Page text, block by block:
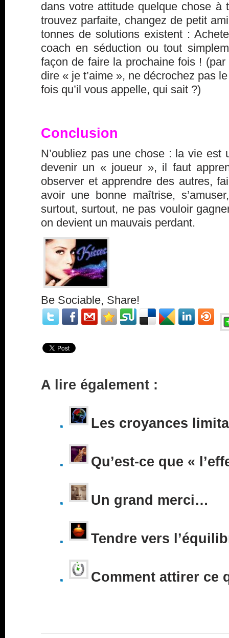
dans votre attitude quelque chose
trouvez parfaite, changez de petit
tonnes de solutions existent :
coach en séduction ou tout
façon de faire la prochaine fois !
dire « je t’aime », ne décrochez pas
fois qu’il vous appelle, qui sait ?)
Conclusion
N’oubliez pas une chose : la vie est
devenir un « joueur », il faut
observer et apprendre des autres,
avoir une bonne maîtrise,
surtout, surtout, ne pas vouloir
on devient un mauvais perdant.
Be Sociable, Share!
A lire également :
Les croyances
Qu’est-ce que «
Un grand merci…
Tendre vers
Comment attirer ce